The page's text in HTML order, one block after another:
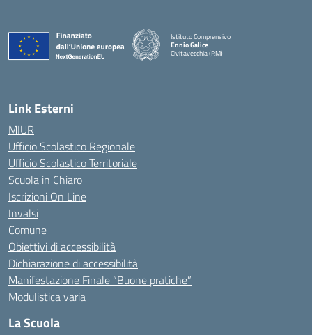
Istituto Comprensivo
Ennio Galice
Civitavecchia (RM)
Link Esterni
MIUR
Ufficio Scolastico Regionale
Ufficio Scolastico Territoriale
Scuola in Chiaro
Iscrizioni On Line
Invalsi
Comune
Obiettivi di accessibilità
Dichiarazione di accessibilità
Manifestazione Finale “Buone pratiche”
Modulistica varia
La Scuola